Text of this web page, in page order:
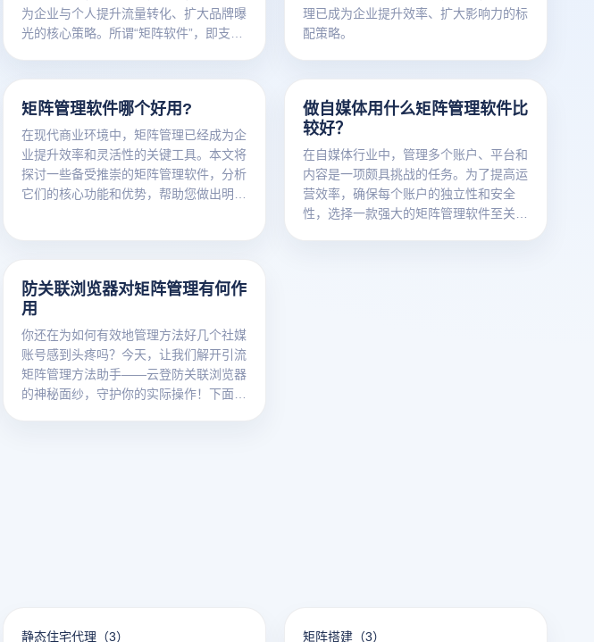
为企业与个人提升流量转化、扩大品牌曝
光的核心策略。所谓“矩阵软件”，即支持
理已成为企业提升效率、扩大影响力的标
配策略。
矩阵管理软件哪个好用?
在现代商业环境中，矩阵管理已经成为企
业提升效率和灵活性的关键工具。本文将
探讨一些备受推崇的矩阵管理软件，分析
它们的核心功能和优势，帮助您做出明智
做自媒体用什么矩阵管理软件比
较好？
在自媒体行业中，管理多个账户、平台和
内容是一项颇具挑战的任务。为了提高运
营效率，确保每个账户的独立性和安全
性，选择一款强大的矩阵管理软件至关重
防关联浏览器对矩阵管理有何作
用
你还在为如何有效地管理方法好几个社媒
账号感到头疼吗？今天，让我们解开引流
矩阵管理方法助手——云登防关联浏览器
的神秘面纱，守护你的实际操作！下面就
静态住宅代理 （3） 矩阵搭建 （3）